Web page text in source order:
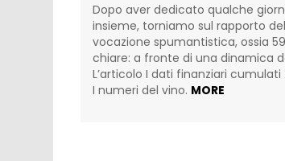
Dopo aver dedicato qualche
insieme, torniamo sul rapporto
vocazione spumantistica, ossia
chiare: a fronte di una dinamica
L’articolo I dati finanziari
I numeri del vino.MORE